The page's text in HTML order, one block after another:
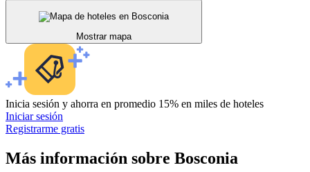
Mostrar mapa
Inicia sesión y ahorra en promedio 15% en miles de hoteles
Iniciar sesión
Registrarme gratis
Más información sobre Bosconia